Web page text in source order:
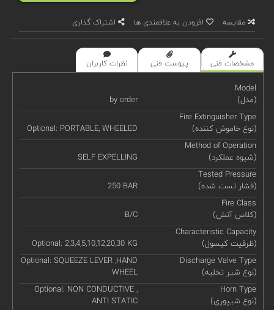
مقایسه افزودن به علاقمندی ها اشتراک گذاری
مشخصات فنی پیوست فنی نظرات کاربران
Model
(مدل)
by order
Fire Extinguisher Type
(نوع خاموش کننده)
Optional: PORTABLE, WHEELED
Method of Operation
(شیوه عملکرد)
SELF EXPELLING
Tested Pressure
(فشار تست شده)
250 BAR
Fire Class
(کلاس آتش)
B/C
Characteristic Capacity
(ظرفیت کپسول)
Optional: 2,3,4,5,10,12,20,30 KG
Discharge Valve Type
(نوع شیر تخلیه)
Optional: SQUEEZE LEVER ,HAND
WHEEL
Horn Type
(نوع شیپوری)
Optional: NON CONDUCTIVE ,
ANTI STATIC